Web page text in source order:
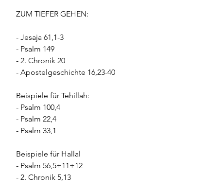
ZUM TIEFER GEHEN:
- Jesaja 61,1-3
- Psalm 149
- 2. Chronik 20
- Apostelgeschichte 16,23-40
Beispiele für Tehillah:
- Psalm 100,4
- Psalm 22,4
- Psalm 33,1
Beispiele für Hallal
- Psalm 56,5+11+12
- 2. Chronik 5,13